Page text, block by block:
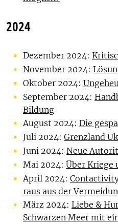
2024
Dezember 2024:
November 2024:
Oktober 2024:
September 2024:
Bildung
August 2024: Die
Juli 2024: Grenzland
Juni 2024: Neue
Mai 2024: Über Kriege
April 2024:
raus aus der
März 2024: Liebe &
Schwarzen Meer mit